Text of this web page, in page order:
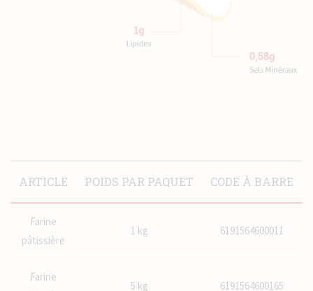
ARTICLE POIDS PAR PAQUET CODE À BARRE
Farine
pâtissière
1 kg 6191564600011
Farine
5 kg 6191564600165